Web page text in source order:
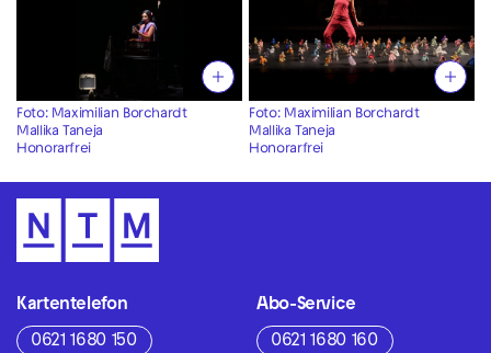
Foto: Maximilian Borchardt
Mallika Taneja
Honorarfrei
Foto: Maximilian Borchardt
Mallika Taneja
Honorarfrei
Kartentelefon
0621 1680 150
Abo-Service
0621 1680 160